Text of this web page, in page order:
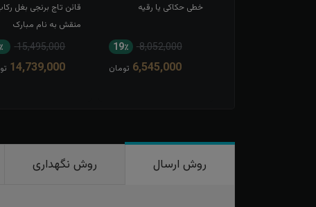
خطی حکاکی یا رقیه
8,052,000 19٪
6,545,000 تومان
قائن تاج برنجی بغل
منقش به نام مبارک
امیرالمومنین
15,495,000
14,739,000
روش ارسال روش نگهداری